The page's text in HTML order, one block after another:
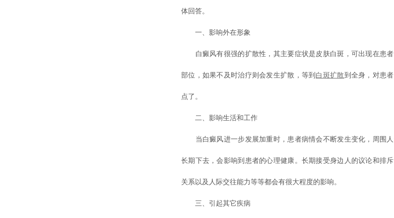
体回答。
一、影响外在形象
白癜风有很强的扩散性，其主要症状是皮肤白斑，可出现在患者
部位，如果不及时治疗则会发生扩散，等到 白斑扩散到全身，对患
点了。
二、影响生活和工作
当白癜风进一步发展加重时，患者病情会不断发生变化，周围人
长期下去，会影响到患者的心理健康。长期接受身边人的议论和排
关系以及人际交往能力等等都会有很大程度的影响。
三、引起其它疾病